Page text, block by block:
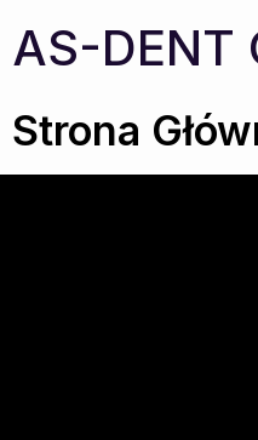
AS-DENT
Strona